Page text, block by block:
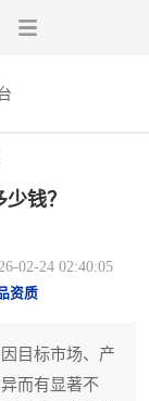
钱？
02-24 02:40:05
资质
目标市场、产
而有显著不